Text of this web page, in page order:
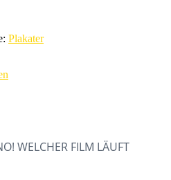
Plakater
WELCHER FILM LÄUFT